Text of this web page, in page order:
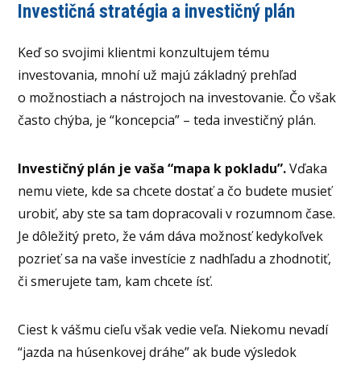
Investičná stratégia a investičný plán
Keď so svojimi klientmi konzultujem tému
investovania, mnohí už majú základný prehľad
o možnostiach a nástrojoch na investovanie. Čo však
často chýba, je “koncepcia” – teda investičný plán.
Investičný plán je vaša “mapa k pokladu”.Vďaka
nemu viete, kde sa chcete dostať a čo budete musieť
urobiť, aby ste sa tam dopracovali v rozumnom čase.
Je dôležitý preto, že vám dáva možnosť kedykoľvek
pozrieť sa na vaše investície z nadhľadu a zhodnotiť,
či smerujete tam, kam chcete ísť.
Ciest k vášmu cieľu však vedie veľa. Niekomu nevadí
“jazda na húsenkovej dráhe” ak bude výsledok